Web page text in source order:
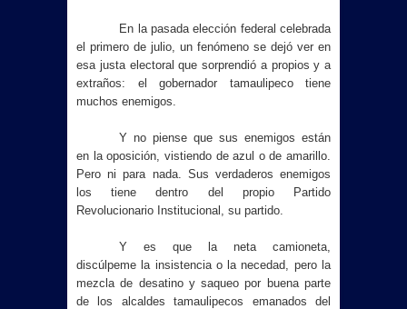
En la pasada elección federal celebrada
el primero de julio, un fenómeno se dejó ver en
esa justa electoral que sorprendió a propios y a
extraños: el gobernador tamaulipeco tiene
muchos enemigos.
Y no piense que sus enemigos están
en la oposición, vistiendo de azul o de amarillo.
Pero ni para nada. Sus verdaderos enemigos
los tiene dentro del propio Partido
Revolucionario Institucional, su partido.
Y es que la neta camioneta,
discúlpeme la insistencia o la necedad, pero la
mezcla de desatino y saqueo por buena parte
de los alcaldes tamaulipecos emanados del